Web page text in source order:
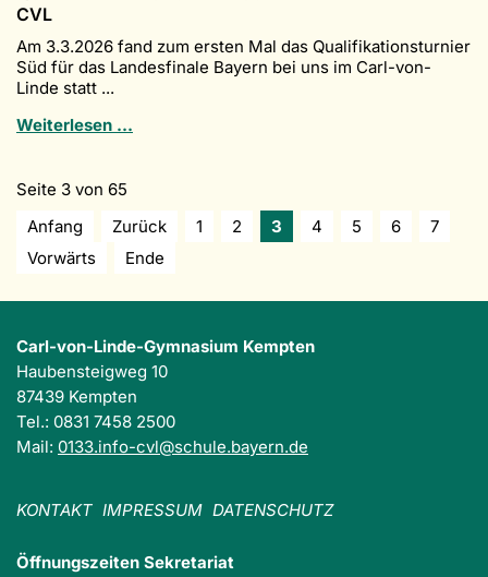
CVL
Am 3.3.2026 fand zum ersten Mal das Qualifikationsturnier
Süd für das Landesfinale Bayern bei uns im Carl-von-
Linde statt ...
Weiterlesen …
CvL
Seite 3 von 65
Anfang
Zurück 1 2 3 4 5 6
7
Vorwärts
Ende
Carl-von-Linde-Gymnasium Kempten
Haubensteigweg 10
87439 Kempten
Tel.: 0831 7458 2500
Mail: 0133.info-cvl@schule.bayern.de
KONTAKT IMPRESSUM DATENSCHUTZ
Öffnungszeiten Sekretariat